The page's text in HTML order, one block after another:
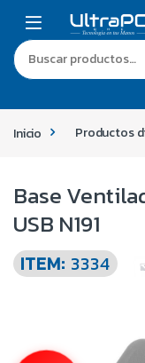
Inicio Productos
Base
USB N191
ITEM: 3334